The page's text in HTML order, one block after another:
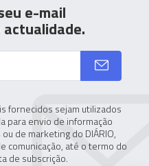
e-mail
fornecidos sejam utilizados
para envio de informação
de marketing do DIÁRIO,
comunicação, até o termo do
de subscrição.